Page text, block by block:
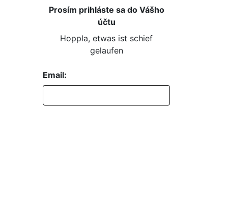
Prosím prihláste sa do Vášho
účtu
Hoppla, etwas ist schief
gelaufen
Email: